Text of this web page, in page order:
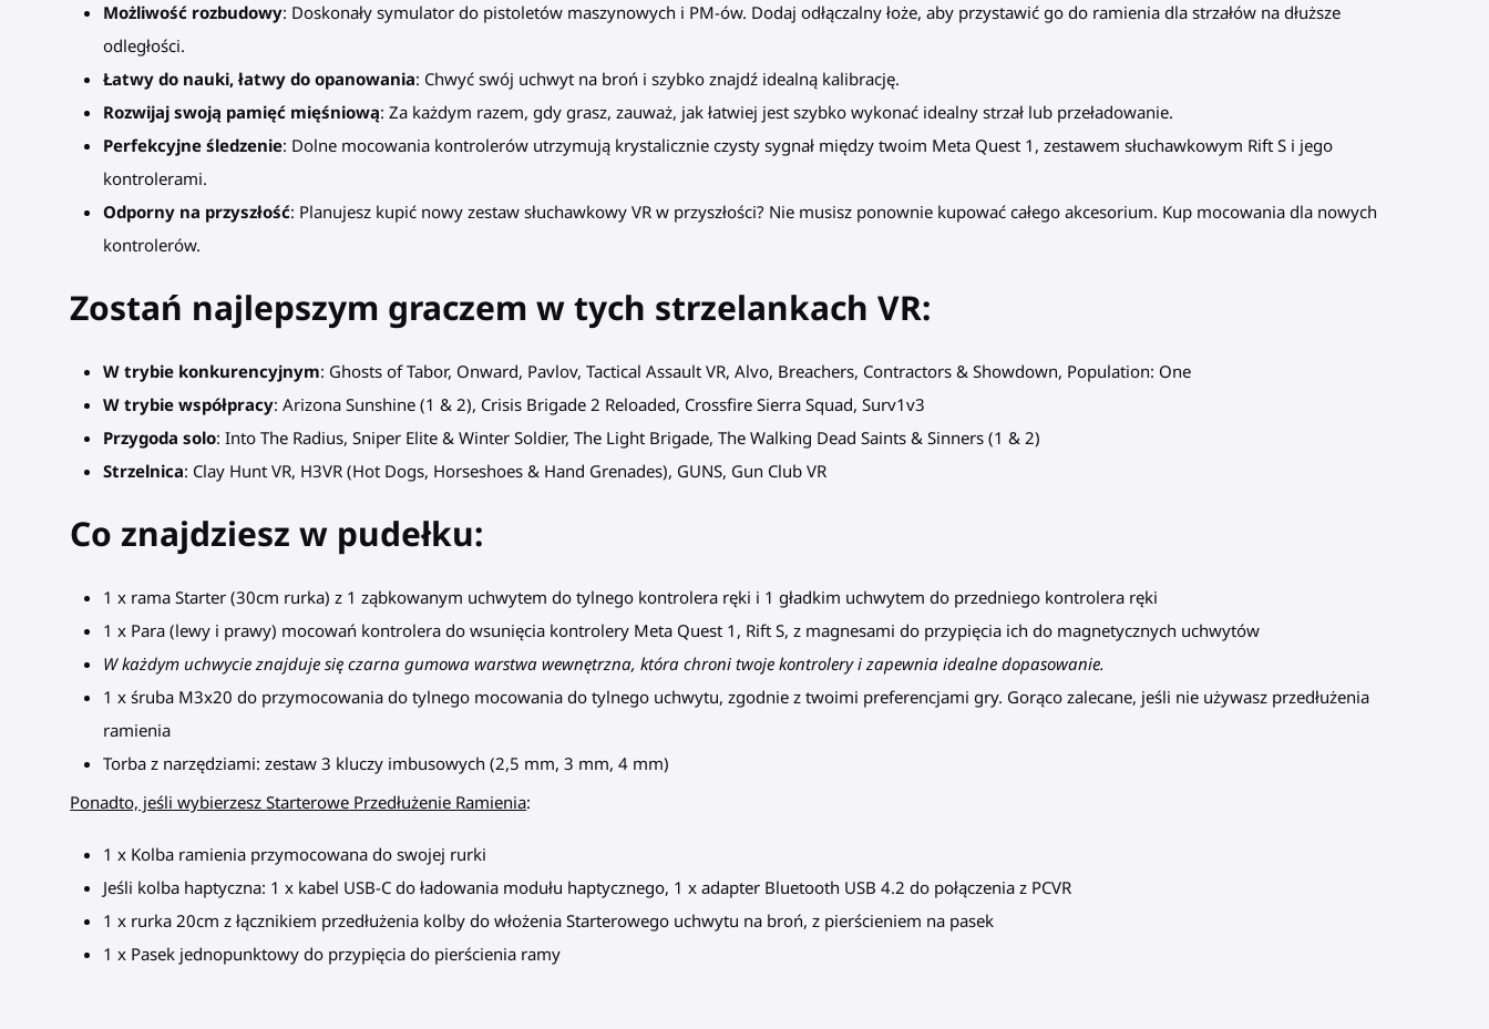
Możliwość rozbudowy: Doskonały symulator do pistoletów maszynowych i PM-ów. Dodaj odłączalny łoże, aby przystawić go do ramienia dla strzałów na dłuższe
odległości.
Łatwy do nauki, łatwy do opanowania: Chwyć swój uchwyt na broń i szybko znajdź idealną kalibrację.
Rozwijaj swoją pamięć mięśniową: Za każdym razem, gdy grasz, zauważ, jak łatwiej jest szybko wykonać idealny strzał lub przeładowanie.
Perfekcyjne śledzenie: Dolne mocowania kontrolerów utrzymują krystalicznie czysty sygnał między twoim Meta Quest 1, zestawem słuchawkowym Rift S i jego
kontrolerami.
Odporny na przyszłość: Planujesz kupić nowy zestaw słuchawkowy VR w przyszłości? Nie musisz ponownie kupować całego akcesorium. Kup mocowania dla nowych
kontrolerów.
Zostań najlepszym graczem w tych strzelankach VR:
W trybie konkurencyjnym: Ghosts of Tabor, Onward, Pavlov, Tactical Assault VR, Alvo, Breachers, Contractors & Showdown, Population: One
W trybie współpracy: Arizona Sunshine (1 & 2), Crisis Brigade 2 Reloaded, Crossfire Sierra Squad, Surv1v3
Przygoda solo: Into The Radius, Sniper Elite & Winter Soldier, The Light Brigade, The Walking Dead Saints & Sinners (1 & 2)
Strzelnica: Clay Hunt VR, H3VR (Hot Dogs, Horseshoes & Hand Grenades), GUNS, Gun Club VR
Co znajdziesz w pudełku:
1 x rama Starter (30cm rurka) z 1 ząbkowanym uchwytem do tylnego kontrolera ręki i 1 gładkim uchwytem do przedniego kontrolera ręki
1 x Para (lewy i prawy) mocowań kontrolera do wsunięcia kontrolery Meta Quest 1, Rift S, z magnesami do przypięcia ich do magnetycznych uchwytów
W każdym uchwycie znajduje się czarna gumowa warstwa wewnętrzna, która chroni twoje kontrolery i zapewnia idealne dopasowanie.
1 x śruba M3x20 do przymocowania do tylnego mocowania do tylnego uchwytu, zgodnie z twoimi preferencjami gry. Gorąco zalecane, jeśli nie używasz przedłużenia
ramienia
Torba z narzędziami: zestaw 3 kluczy imbusowych (2,5 mm, 3 mm, 4 mm)
Ponadto, jeśli wybierzeszStarterowe Przedłużenie Ramienia:
1 x Kolba ramienia przymocowana do swojej rurki
Jeśli kolba haptyczna: 1 x kabel USB-C do ładowania modułu haptycznego, 1 x adapter Bluetooth USB 4.2 do połączenia z PCVR
1 x rurka 20cm z łącznikiem przedłużenia kolby do włożeniaStarterowego uchwytu na broń, z pierścieniem na pasek
1 x Pasek jednopunktowy do przypięcia do pierścienia ramy